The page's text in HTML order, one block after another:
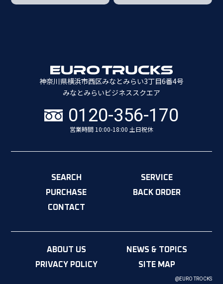
神奈川県横浜市西区みなとみらい3丁目6番4号
みなとみらいビジネススクエア
0120-356-170
営業時間 10:00-18:00 土日祝休
SEARCH
SERVICE
PURCHASE
BACK ORDER
CONTACT
ABOUT US
NEWS & TOPICS
PRIVACY POLICY
SITE MAP
@EURO TROCKS